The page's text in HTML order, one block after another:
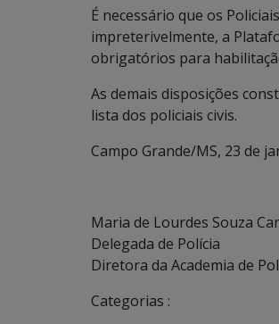
É necessário que os
impreterivelmente, a
obrigatórios para
As demais disposições
lista dos policiais civis.
Campo Grande/MS, 23 de
Maria de Lourdes Souza
Delegada de Polícia
Diretora da Academia de
Categorias :